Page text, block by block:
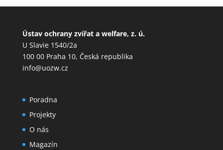
Ústav ochrany zvířat a welfare, z. ú.
U Slavie 1540/2a
100 00 Praha 10, Česká republika
info@uozw.cz
Poradna
Projekty
O nás
Magazín